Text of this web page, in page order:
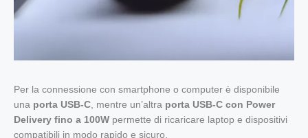
Per la connessione con smartphone o computer è disponibile
una porta USB-C , mentre un’altra porta USB-C con Power
Delivery fino a 100W permette di ricaricare laptop e dispositivi
compatibili in modo rapido e sicuro.